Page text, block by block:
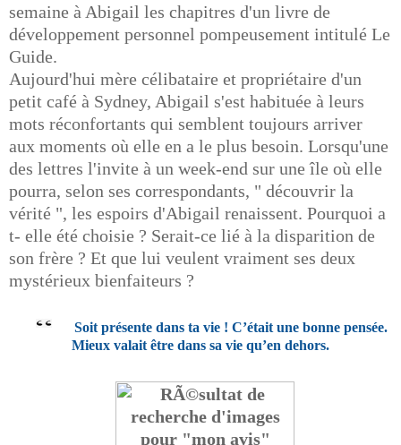
semaine à Abigail les chapitres d'un livre de
développement personnel pompeusement intitulé Le
Guide.
Aujourd'hui mère célibataire et propriétaire d'un
petit café à Sydney, Abigail s'est habituée à leurs
mots réconfortants qui semblent toujours arriver
aux moments où elle en a le plus besoin. Lorsqu'une
des lettres l'invite à un week-end sur une île où elle
pourra, selon ses correspondants, " découvrir la
vérité ", les espoirs d'Abigail renaissent. Pourquoi a
t- elle été choisie ? Serait-ce lié à la disparition de
son frère ? Et que lui veulent vraiment ses deux
mystérieux bienfaiteurs ?
Soit présente dans ta vie ! C’était une bonne pensée.
Mieux valait être dans sa vie qu’en dehors.